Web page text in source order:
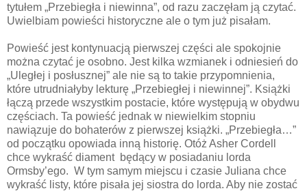
tytułem „Przebiegła i niewinna”, od razu zaczęłam ją czytać.
Uwielbiam powieści historyczne ale o tym już pisałam.
Powieść jest kontynuacją pierwszej części ale spokojnie
można czytać je osobno. Jest kilka wzmianek i odniesień do
„Uległej i posłusznej” ale nie są to takie przypomnienia,
które utrudniałyby lekturę „Przebiegłej i niewinnej”. Książki
łączą przede wszystkim postacie, które występują w obydwu
częściach. Ta powieść jednak w niewielkim stopniu
nawiązuje do bohaterów z pierwszej książki. „Przebiegła…”
od początku opowiada inną historię. Otóż Asher Cordell
chce wykraść diament będący w posiadaniu lorda
Ormsby’ego. W tym samym miejscu i czasie Juliana chce
wykraść listy, które pisała jej siostra do lorda. Aby nie zostać